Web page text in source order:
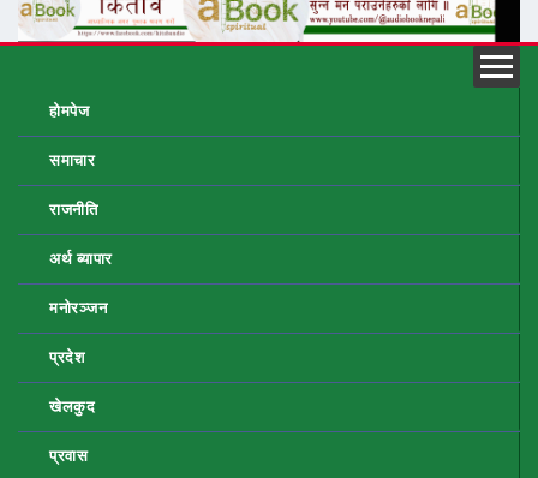
होमपेज
समाचार
राजनीति
अर्थ ब्यापार
मनोरञ्जन
प्रदेश
खेलकुद
प्रवास